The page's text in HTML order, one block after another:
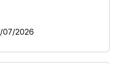
07/2026